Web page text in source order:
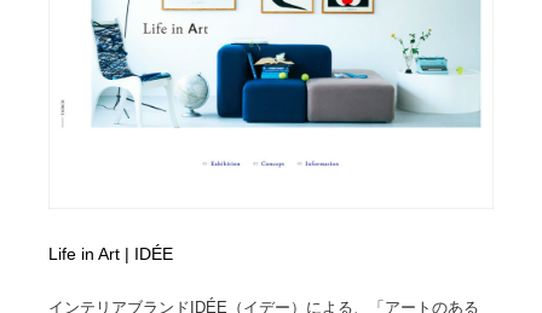
Life in Art | IDÉE
インテリアブランドIDÉE（イデー）による、「アートのある